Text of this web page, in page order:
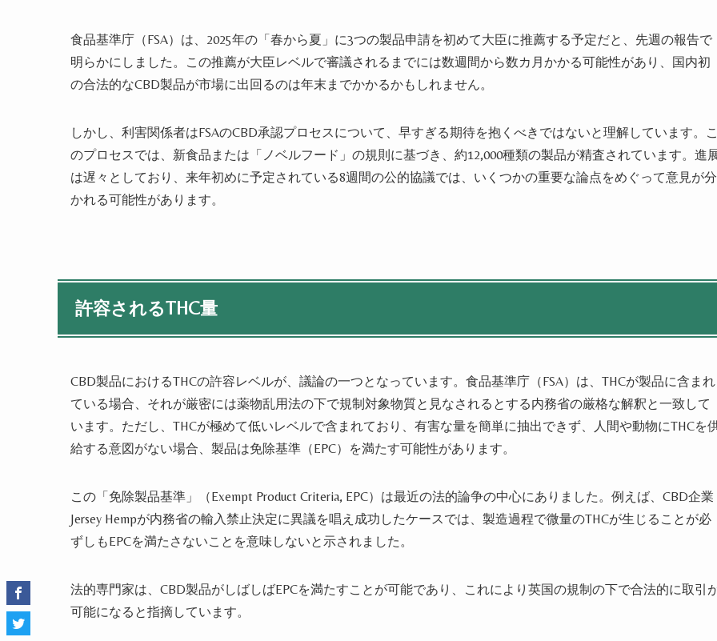
食品基準庁（FSA）は、2025年の「春から夏」に3つの製品申請を初めて大臣に推薦する予定だと、先週の報告で
明らかにしました。この推薦が大臣レベルで審議されるまでには数週間から数カ月かかる可能性があり、国内初
の合法的なCBD製品が市場に出回るのは年末までかかるかもしれません。
しかし、利害関係者はFSAのCBD承認プロセスについて、早すぎる期待を抱くべきではないと理解しています。
のプロセスでは、新食品または「ノベルフード」の規則に基づき、約12,000種類の製品が精査されています。進
は遅々としており、来年初めに予定されている8週間の公的協議では、いくつかの重要な論点をめぐって意見が分
かれる可能性があります。
許容されるTHC量
CBD製品におけるTHCの許容レベルが、議論の一つとなっています。食品基準庁（FSA）は、THCが製品に含まれ
ている場合、それが厳密には薬物乱用法の下で規制対象物質と見なされるとする内務省の厳格な解釈と一致して
います。ただし、THCが極めて低いレベルで含まれており、有害な量を簡単に抽出できず、人間や動物にTHCを
給する意図がない場合、製品は免除基準（EPC）を満たす可能性があります。
この「免除製品基準」（Exempt Product Criteria, EPC）は最近の法的論争の中心にありました。例えば、CBD企業
Jersey Hempが内務省の輸入禁止決定に異議を唱え成功したケースでは、製造過程で微量のTHCが生じることが必
ずしもEPCを満たさないことを意味しないと示されました。
法的専門家は、CBD製品がしばしばEPCを満たすことが可能であり、これにより英国の規制の下で合法的に取引
可能になると指摘しています。